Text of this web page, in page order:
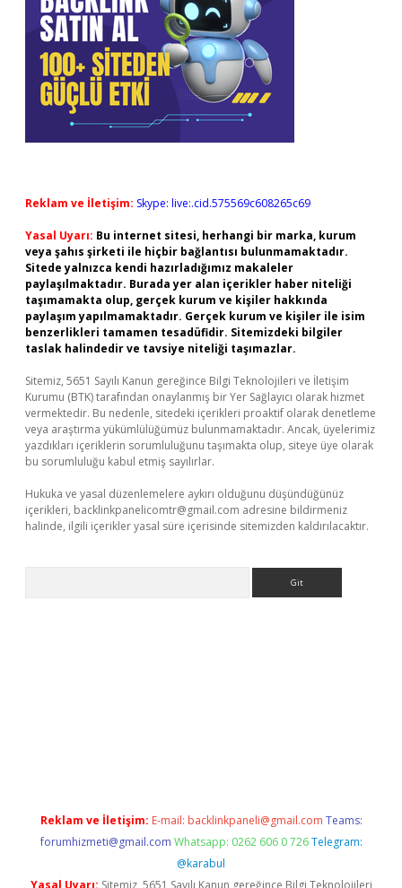
Reklam ve İletişim: Skype: live:.cid.575569c608265c69
Yasal Uyarı: Bu internet sitesi, herhangi bir marka, kurum
veya şahıs şirketi ile hiçbir bağlantısı bulunmamaktadır.
Sitede yalnızca kendi hazırladığımız makaleler
paylaşılmaktadır. Burada yer alan içerikler haber niteliği
taşımamakta olup, gerçek kurum ve kişiler hakkında
paylaşım yapılmamaktadır. Gerçek kurum ve kişiler ile isim
benzerlikleri tamamen tesadüfidir. Sitemizdeki bilgiler
taslak halindedir ve tavsiye niteliği taşımazlar.
Sitemiz, 5651 Sayılı Kanun gereğince Bilgi Teknolojileri ve İletişim
Kurumu (BTK) tarafından onaylanmış bir Yer Sağlayıcı olarak hizmet
vermektedir. Bu nedenle, sitedeki içerikleri proaktif olarak denetleme
veya araştırma yükümlülüğümüz bulunmamaktadır. Ancak, üyelerimiz
yazdıkları içeriklerin sorumluluğunu taşımakta olup, siteye üye olarak
bu sorumluluğu kabul etmiş sayılırlar.
Hukuka ve yasal düzenlemelere aykırı olduğunu düşündüğünüz
içerikleri, backlinkpanelicomtr@gmail.com adresine bildirmeniz
halinde, ilgili içerikler yasal süre içerisinde sitemizden kaldırılacaktır.
Reklam ve İletişim: E-mail: backlinkpaneli@gmail.com Teams:
forumhizmeti@gmail.com Whatsapp: 0262 606 0 726 Telegram:
@karabul
Yasal Uyarı: Sitemiz, 5651 Sayılı Kanun gereğince Bilgi Teknolojileri